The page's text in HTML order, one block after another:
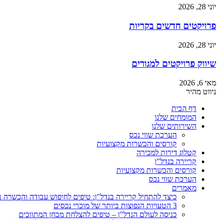
יוני 28, 2026
פרויקטים חדשים בקריות
יוני 28, 2026
שיווק פרויקטים למגורים
מאי 6, 2026
ניווט מהיר
דף הבית
המומחים שלנו
השירותים שלנו
הערכת שווי נכס
קורסים והכשרות מקצועיות
קטלוג דירות למכירה
קריירה בנדל"ן
קורסים והכשרות מקצועיות
הערכת שווי נכס
מאמרים
כיצד להתחיל קריירה בנדל"ן: טיפים לחיפוש עבודה והכשרה
3 הטעויות הנפוצות ביותר של מוכרי נכסים
כניסה לעולם הנדל"ן – טיפים להצלחת מבחן המתווכים